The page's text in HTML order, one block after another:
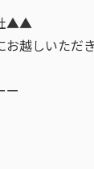
▲▲
越しいただ
ー